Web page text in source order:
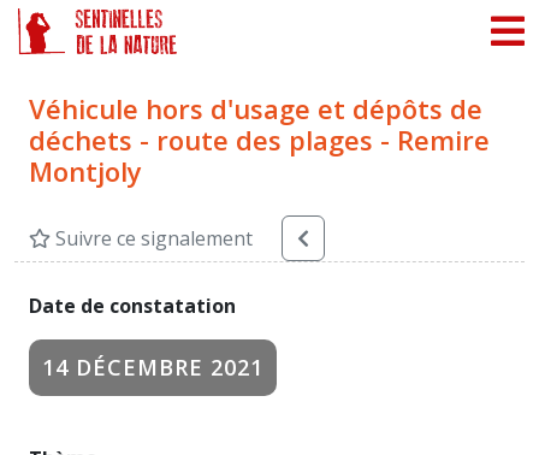
Véhicule hors d'usage et dépôts de
déchets - route des plages - Remire
Montjoly
Suivre ce signalement
Date de constatation
14 DÉCEMBRE 2021
Panneau de gestion des cookies